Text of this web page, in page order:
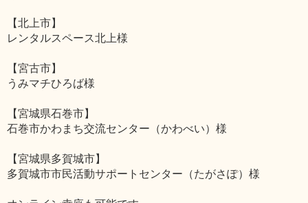
【北上市】
レンタルスペース北上様
【宮古市】
うみマチひろば様
【宮城県石巻市】
石巻市かわまち交流センター（かわべい）様
【宮城県多賀城市】
多賀城市市民活動サポートセンター（たがさぽ）様